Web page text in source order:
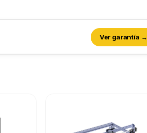
Ver garantía →